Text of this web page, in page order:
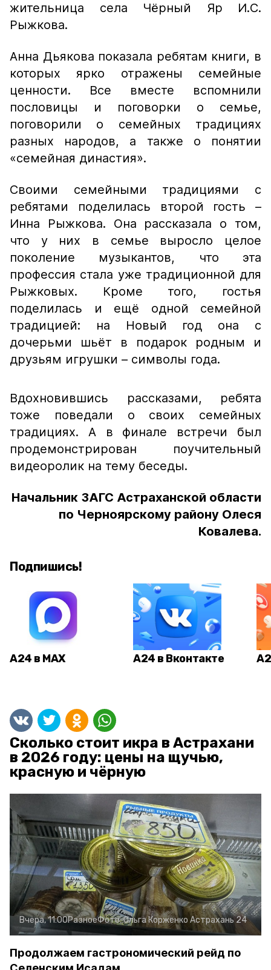
жительница села Чёрный Яр И.С.
Рыжкова.
Анна Дьякова показала ребятам книги, в
которых ярко отражены семейные
ценности. Все вместе вспомнили
пословицы и поговорки о семье,
поговорили о семейных традициях
разных народов, а также о понятии
«семейная династия».
Своими семейными традициями с
ребятами поделилась второй гость –
Инна Рыжкова. Она рассказала о том,
что у них в семье выросло целое
поколение музыкантов, что эта
профессия стала уже традиционной для
Рыжковых. Кроме того, гостья
поделилась и ещё одной семейной
традицией: на Новый год она с
дочерьми шьёт в подарок родным и
друзьям игрушки – символы года.
Вдохновившись рассказами, ребята
тоже поведали о своих семейных
традициях. А в финале встречи был
продемонстрирован поучительный
видеоролик на тему беседы.
Начальник ЗАГС Астраханской области
по Черноярскому району Олеся
Ковалева.
Подпишись!
А24 в MAX А24 в Вконтакте
Сколько стоит икра в Астрахани
в 2026 году: цены на щучью,
красную и чёрную
Вчера, 11:00РазноеФото:Ольга Корженко Астрахань 24
Продолжаем гастрономический рейд по